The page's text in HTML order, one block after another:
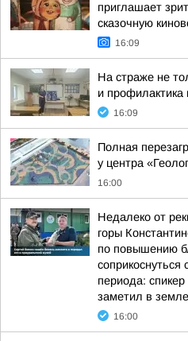
приглашает
сказочную
16:09
На страже не
и профилактика
16:09
Полная
у центра
16:00
Недалеко от
горы
по повышению
соприкоснуться
периода:
заметил в
16:00